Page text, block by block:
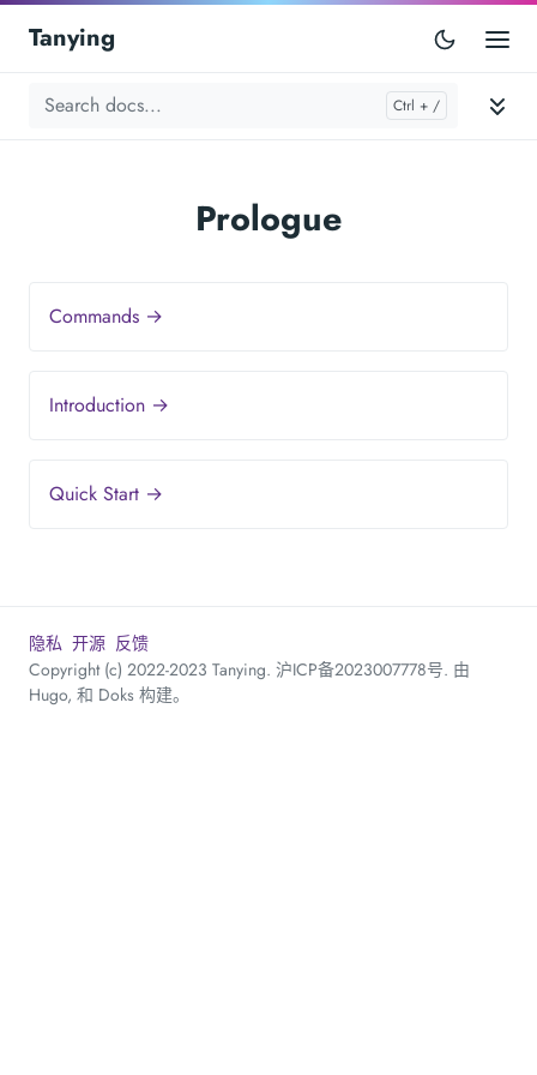
Tanying
Prologue
Commands →
Introduction →
Quick Start →
Copyright (c) 2022-2023 Tanying. 沪ICP备2023007778号. 由
Hugo, 和 Doks 构建。
隐私 开源 反馈